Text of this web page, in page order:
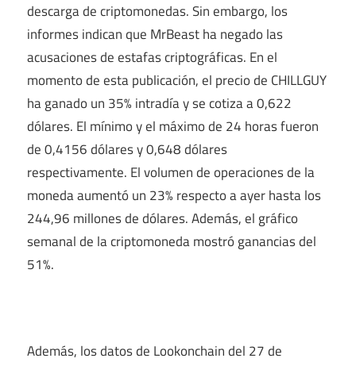
descarga de criptomonedas. Sin embargo, los
informes indican que MrBeast ha negado las
acusaciones de estafas criptográficas. En el
momento de esta publicación, el precio de CHILLGUY
ha ganado un 35% intradía y se cotiza a 0,622
dólares. El mínimo y el máximo de 24 horas fueron
de 0,4156 dólares y 0,648 dólares
respectivamente. El volumen de operaciones de la
moneda aumentó un 23% respecto a ayer hasta los
244,96 millones de dólares. Además, el gráfico
semanal de la criptomoneda mostró ganancias del
51%.
Además, los datos de Lookonchain del 27 de